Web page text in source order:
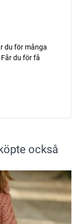
du för många
du för få
också